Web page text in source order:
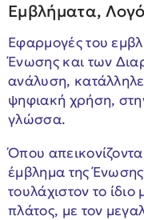
Εμβλήματα,
Εφαρμογές του
Ένωσης και των
ανάλυση,
ψηφιακή χρήση,
γλώσσα.
Όπου
έμβλημα της
τουλάχιστον το
πλάτος, με τον